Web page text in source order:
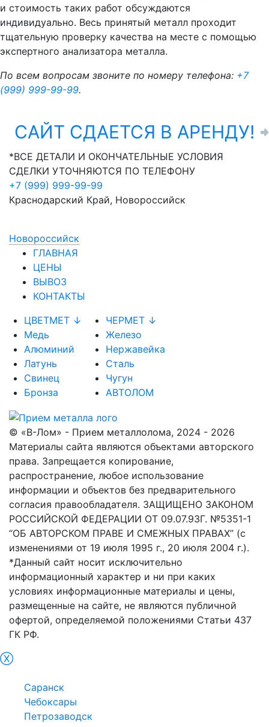
и стоимость таких работ обсуждаются
индивидуально. Весь принятый металл проходит
тщательную проверку качества на месте с помощью
экспертного анализатора металла.
По всем вопросам звоните по номеру телефона: +7
(999) 999-99-99.
САЙТ СДАЕТСЯ В АРЕНДУ!
*ВСЕ ДЕТАЛИ И ОКОНЧАТЕЛЬНЫЕ УСЛОВИЯ
СДЕЛКИ УТОЧНЯЮТСЯ ПО ТЕЛЕФОНУ
+7 (999) 999-99-99
Краснодарский Край, Новороссийск
Новороссийск
ГЛАВНАЯ
ЦЕНЫ
ВЫВОЗ
КОНТАКТЫ
ЦВЕТМЕТ ↓
Медь
Алюминий
Латунь
Свинец
Бронза
ЧЕРМЕТ ↓
Железо
Нержавейка
Сталь
Чугун
АВТОЛОМ
© «В-Лом» - Прием металлолома, 2024 - 2026
Материалы сайта являются объектами авторского
права. Запрещается копирование,
распространение, любое использование
информации и объектов без предварительного
согласия правообладателя. ЗАЩИЩЕНО ЗАКОНОМ
РОССИЙСКОЙ ФЕДЕРАЦИИ ОТ 09.07.93Г. №5351-1
“ОБ АВТОРСКОМ ПРАВЕ И СМЕЖНЫХ ПРАВАХ” (с
изменениями от 19 июля 1995 г., 20 июля 2004 г.).
*Данный сайт носит исключительно
информационный характер и ни при каких
условиях информационные материалы и цены,
размещенные на сайте, не являются публичной
офертой, определяемой положениями Статьи 437
ГК РФ.
Ⓧ
Саранск
Чебоксары
Петрозаводск